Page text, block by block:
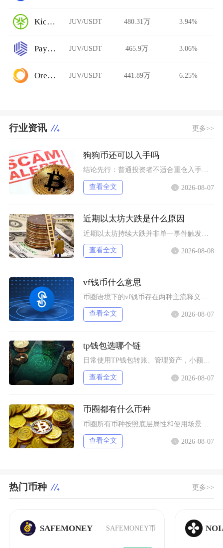
KickEX JUV/USDT 480.31万 3.94%
Paymium JUV/USDT 465.9万 3.06%
Ore.Bz JUV/USDT 441.89万 6.25%
行业资讯 更多>>
狗狗币还可以入手吗
结论先行：普通投资者不适合重仓入手狗狗币，仅能拿出总资产极小比例做短期情绪博弈，长线持仓性
查看全文 2026-08-07
近期以太坊大跌是什么原因
查看全文 2026-08-08
vf钱币什么意思
查看全文 2026-08-07
tp钱包选哪个链
日常使用TP钱包转账、管理资产，小额稳定币互转优先选择波场TRC20；币安生态内交互、参与
查看全文 2026-08-07
币圈都有什么币种
查看全文 2026-08-07
热门币种 更多>>
SAFEMONEY SAFEMONEY币